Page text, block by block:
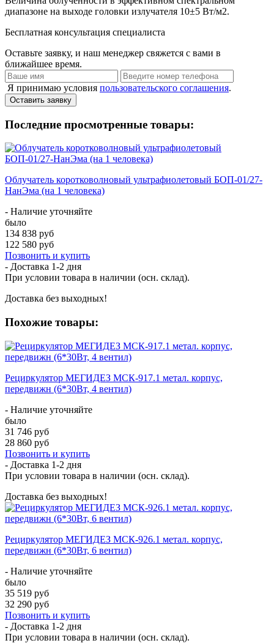
диапазоне на выходе головки излучателя 10±5 Вт/м2.
Бесплатная консультация специалиста
Оставьте заявку, и наш менеджер свяжется с вами в
ближайшее время.
Я принимаю условия пользовательского соглашения.
Оставить заявку
Последние просмотренные товары:
Облучатель коротковолновый ультрафиолетовый БОП-01/27-
НанЭма (на 1 человека)
- Наличие уточняйте
было
134 838 руб
122 580 руб
Позвонить и купить
- Доставка 1-2 дня
При условии товара в наличии (осн. склад).
Доставка без выходных!
Похожие товары:
Рециркулятор МЕГИДЕЗ МСК-917.1 метал. корпус,
передвижн (6*30Вт, 4 вентил)
- Наличие уточняйте
было
31 746 руб
28 860 руб
Позвонить и купить
- Доставка 1-2 дня
При условии товара в наличии (осн. склад).
Доставка без выходных!
Рециркулятор МЕГИДЕЗ МСК-926.1 метал. корпус,
передвижн (6*30Вт, 6 вентил)
- Наличие уточняйте
было
35 519 руб
32 290 руб
Позвонить и купить
- Доставка 1-2 дня
При условии товара в наличии (осн. склад).